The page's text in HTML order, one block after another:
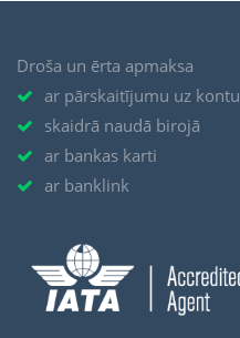
Droša un ērta apmaksa
ar pārskaitījumu uz kontu
skaidrā naudā birojā
ar bankas karti
ar banklink